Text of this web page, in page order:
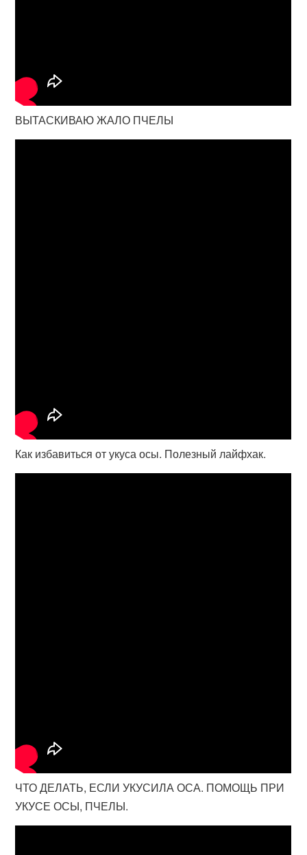
ВЫТАСКИВАЮ ЖАЛО ПЧЕЛЫ
Как избавиться от укуса осы. Полезный лайфхак.
ЧТО ДЕЛАТЬ, ЕСЛИ УКУСИЛА ОСА. ПОМОЩЬ ПРИ
УКУСЕ ОСЫ, ПЧЕЛЫ.